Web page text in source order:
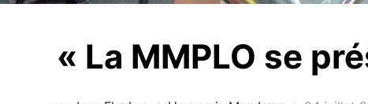
« La MMPLO se